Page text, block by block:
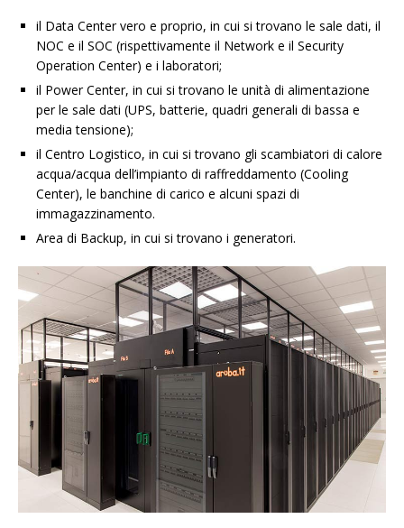
il Data Center vero e proprio, in cui si trovano le sale dati, il
NOC e il SOC (rispettivamente il Network e il Security
Operation Center) e i laboratori;
il Power Center, in cui si trovano le unità di alimentazione
per le sale dati (UPS, batterie, quadri generali di bassa e
media tensione);
il Centro Logistico, in cui si trovano gli scambiatori di calore
acqua/acqua dell’impianto di raffreddamento (Cooling
Center), le banchine di carico e alcuni spazi di
immagazzinamento.
Area di Backup, in cui si trovano i generatori.